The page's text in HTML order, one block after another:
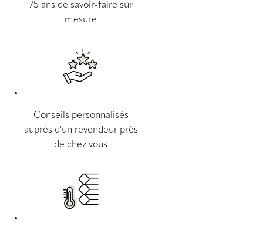
75 ans de savoir-faire sur
mesure
Conseils personnalisés
auprès d'un revendeur près
de chez vous